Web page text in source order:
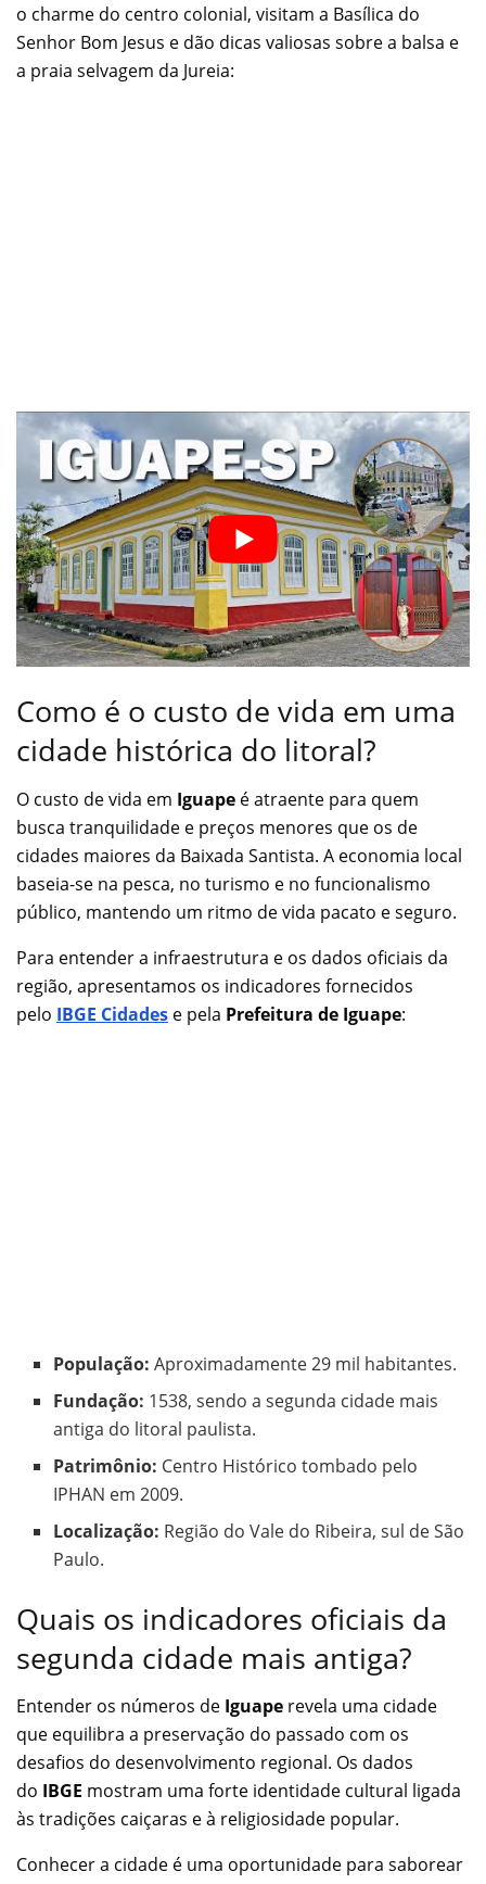
o charme do centro colonial, visitam a Basílica do
Senhor Bom Jesus e dão dicas valiosas sobre a balsa e
a praia selvagem da Jureia:
Como é o custo de vida em uma
cidade histórica do litoral?
O custo de vida em Iguape é atraente para quem
busca tranquilidade e preços menores que os de
cidades maiores da Baixada Santista. A economia local
baseia-se na pesca, no turismo e no funcionalismo
público, mantendo um ritmo de vida pacato e seguro.
Para entender a infraestrutura e os dados oficiais da
região, apresentamos os indicadores fornecidos
pelo IBGE Cidades e pela Prefeitura de Iguape:
População: Aproximadamente 29 mil habitantes.
Fundação: 1538, sendo a segunda cidade mais
antiga do litoral paulista.
Patrimônio: Centro Histórico tombado pelo
IPHAN em 2009.
Localização: Região do Vale do Ribeira, sul de São
Paulo.
Quais os indicadores oficiais da
segunda cidade mais antiga?
Entender os números de Iguape revela uma cidade
que equilibra a preservação do passado com os
desafios do desenvolvimento regional. Os dados
do IBGE mostram uma forte identidade cultural ligada
às tradições caiçaras e à religiosidade popular.
Conhecer a cidade é uma oportunidade para saborear